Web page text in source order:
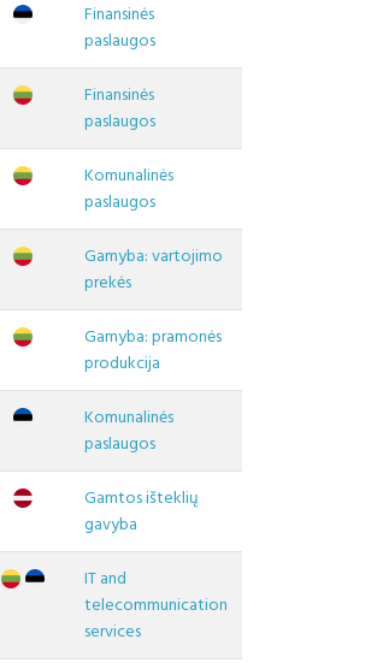
Finansinės
paslaugos
Finansinės
paslaugos
Komunalinės
paslaugos
Gamyba: vartojimo
prekės
Gamyba: pramonės
produkcija
Komunalinės
paslaugos
Gamtos išteklių
gavyba
IT and
telecommunication
services